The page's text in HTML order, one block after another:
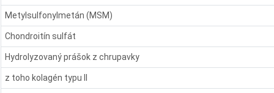
Metylsulfonylmetán (MSM)
Chondroitín sulfát
Hydrolyzovaný prášok z chrupavky
z toho kolagén typu II